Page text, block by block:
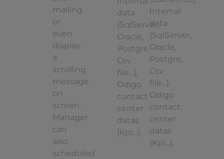
mailing
or
even
display
a
scrolling
message
on
screen.
Manager
can
also
scheduled
data
(SqlServer,
Oracle,
Postgre,
Csv
file…),
Odigo
contact
center
datas
(Kpi…).
Internal
data
(SqlServer,
Oracle,
Postgre,
Csv
file…),
Odigo
contact
center
datas
(Kpi…).